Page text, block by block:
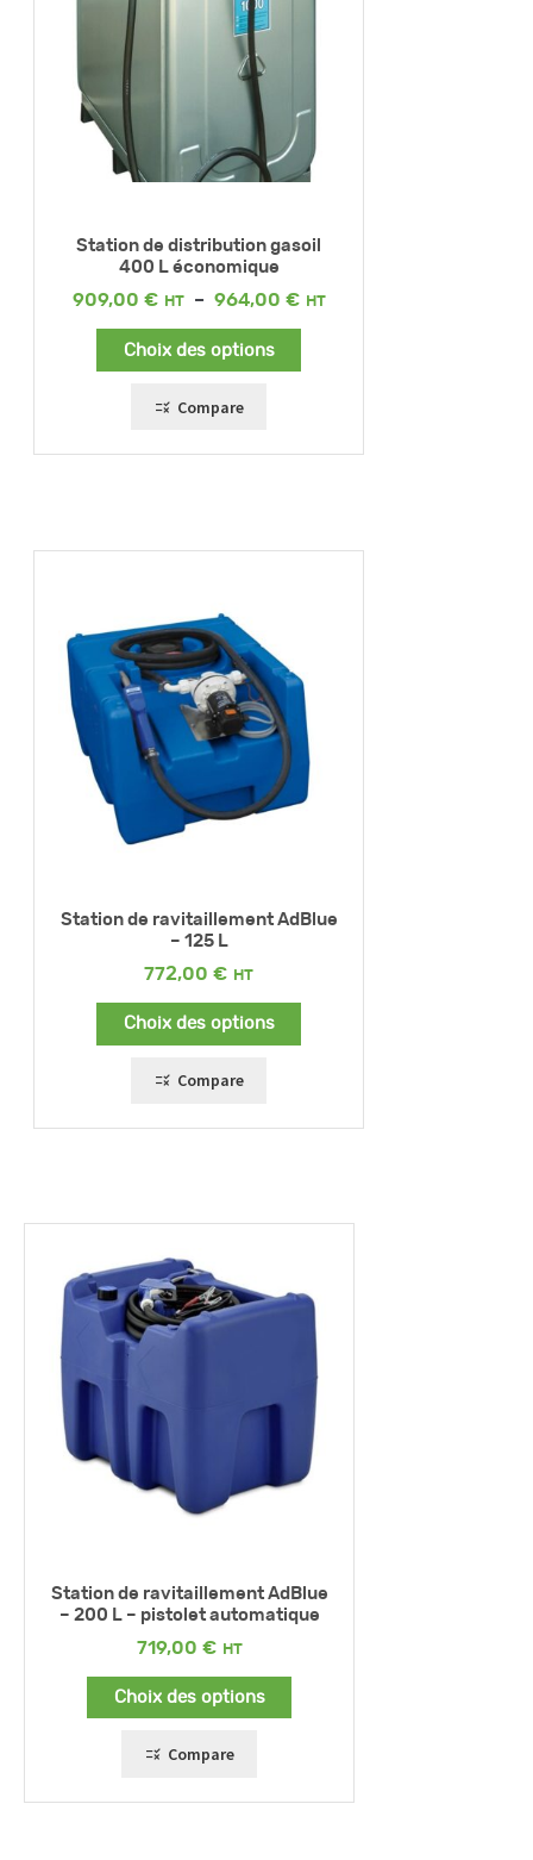
Station de distribution gasoil
400 L économique
909,00 € – 964,00 €
Plage
Choix des options
Compare
Station de ravitaillement AdBlue
– 125 L
772,00 €
Choix des options
Compare
Station de ravitaillement AdBlue
– 200 L – pistolet automatique
719,00 €
Choix des options
Compare